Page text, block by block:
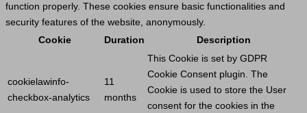
function properly. These cookies ensure basic functionalities and
security features of the website, anonymously.
Cookie
Duration Description
cookielawinfo-
checkbox-analytics
11
months
This Cookie is set by GDPR
Cookie Consent plugin. The
Cookie is used to store the User
consent for the cookies in the